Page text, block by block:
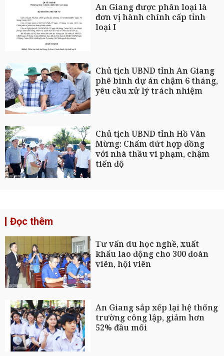
An Giang được phân loại là
đơn vị hành chính cấp tỉnh
loại I
Chủ tịch UBND tỉnh An Giang
phê bình dự án chậm 6 tháng,
yêu cầu xử lý trách nhiệm
Chủ tịch UBND tỉnh Hồ Văn
Mừng: Chấm dứt hợp đồng
với nhà thầu vi phạm, chậm
tiến độ
Đọc thêm
Tư vấn du học nghề, xuất
khẩu lao động cho 300 đoàn
viên, hội viên
An Giang sắp xếp lại hệ thống
trường công lập, giảm hơn
52% đầu mối